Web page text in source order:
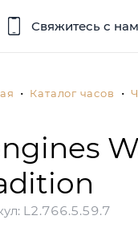
Свяжитесь с
Каталог часов
L2.766.5.59.7